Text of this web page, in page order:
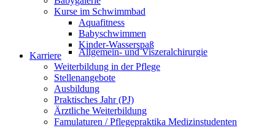
Allgemein- und Viszeralchirurgie
Kurse im Schwimmbad
Aquafitness
Babyschwimmen
Kinder-Wasserspaß
Karriere
Weiterbildung in der Pflege
Stellenangebote
Ausbildung
Praktisches Jahr (PJ)
Ärztliche Weiterbildung
Famulaturen / Pflegepraktika Medizinstudenten